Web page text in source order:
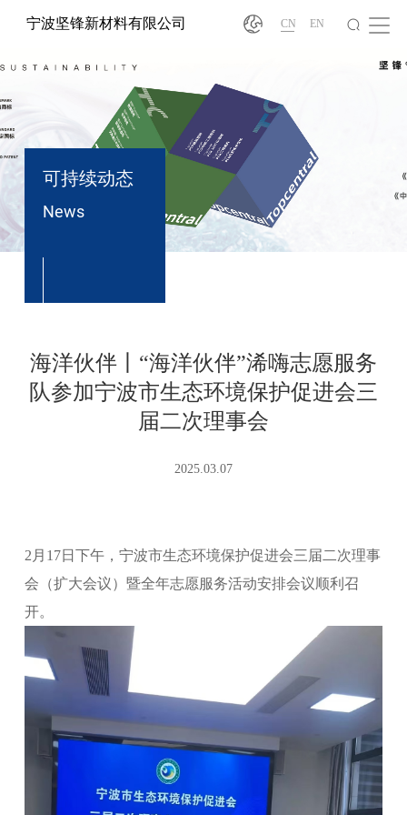
宁波坚锋新材料有限公司 CN EN
可持续动态
News
海洋伙伴丨“海洋伙伴”浠嗨志愿服务
队参加宁波市生态环境保护促进会三
届二次理事会
2025.03.07
2月17日下午，宁波市生态环境保护促进会三届二次理事
会（扩大会议）暨全年志愿服务活动安排会议顺利召
开。